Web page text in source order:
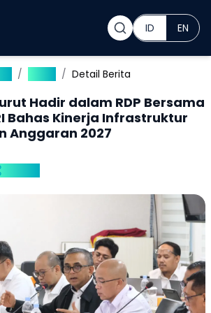
menu ID EN
/ / Detail Berita
Hadir dalam RDP Bersama
Bahas Kinerja Infrastruktur
Anggaran 2027